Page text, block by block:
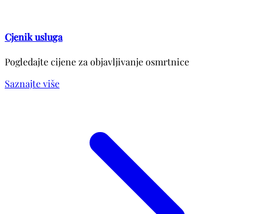
Cjenik usluga
Pogledajte cijene za objavljivanje osmrtnice
Saznajte više